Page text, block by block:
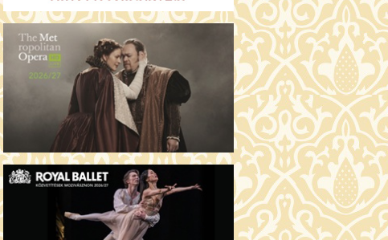
JEGYVÁSÁRLÁS
19:00 Fábri terem
AZ ÖRDÖG PRADÁT VISEL 2. (12)
19:00 Csortos terem
ÁDÁM ALMÁI (16)
JEGYVÁSÁRLÁS
19:00 Törőcsik Mari terem
HOGYAN TUDNÉK ÉLNI
NÉLKÜLED? (12)
JEGYVÁSÁRLÁS
19:00 Díszterem
ODÜSSZEIA (16)